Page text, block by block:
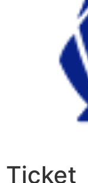
Ticket